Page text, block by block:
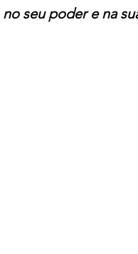
seu poder e na